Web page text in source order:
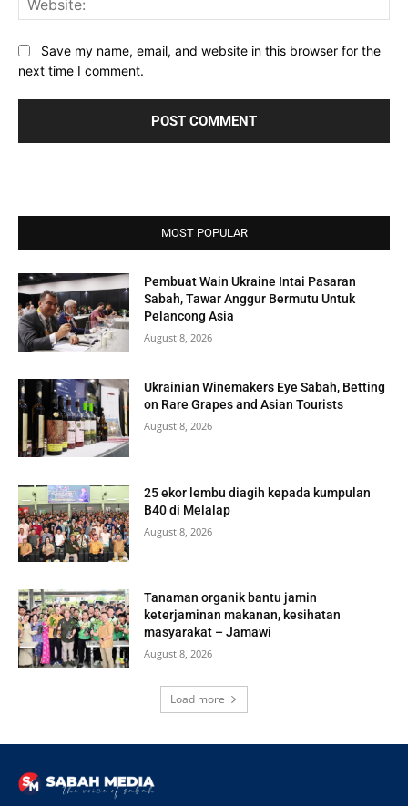
Save my name, email, and website in this browser for the
next time I comment.
MOST POPULAR
Pembuat Wain Ukraine Intai Pasaran
Sabah, Tawar Anggur Bermutu Untuk
Pelancong Asia
August 8, 2026
Ukrainian Winemakers Eye Sabah, Betting
on Rare Grapes and Asian Tourists
August 8, 2026
25 ekor lembu diagih kepada kumpulan
B40 di Melalap
August 8, 2026
Tanaman organik bantu jamin
keterjaminan makanan, kesihatan
masyarakat – Jamawi
August 8, 2026
Load more